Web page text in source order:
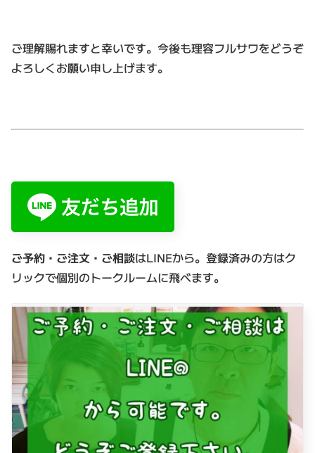
ご理解賜れますと幸いです。今後も理容フルサワをどうぞ
よろしくお願い申し上げます。
ご予約・ご注文・ご相談はLINEから。登録済みの方はク
リックで個別のトークルームに飛べます。